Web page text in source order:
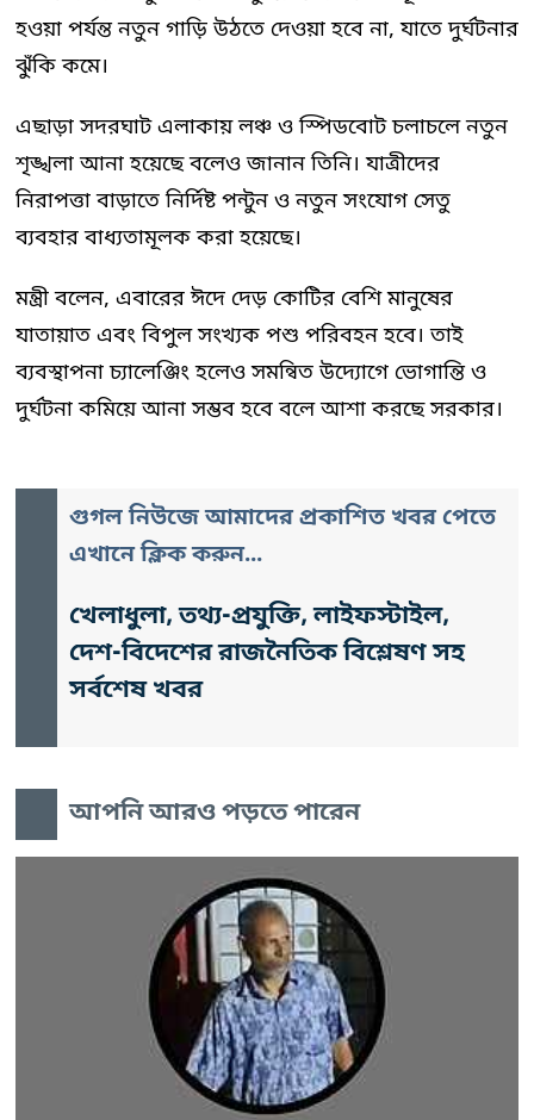
হওয়া পর্যন্ত নতুন গাড়ি উঠতে দেওয়া হবে না, যাতে দুর্ঘটনার
ঝুঁকি কমে।
এছাড়া সদরঘাট এলাকায় লঞ্চ ও স্পিডবোট চলাচলে নতুন
শৃঙ্খলা আনা হয়েছে বলেও জানান তিনি। যাত্রীদের
নিরাপত্তা বাড়াতে নির্দিষ্ট পন্টুন ও নতুন সংযোগ সেতু
ব্যবহার বাধ্যতামূলক করা হয়েছে।
মন্ত্রী বলেন, এবারের ঈদে দেড় কোটির বেশি মানুষের
যাতায়াত এবং বিপুল সংখ্যক পশু পরিবহন হবে। তাই
ব্যবস্থাপনা চ্যালেঞ্জিং হলেও সমন্বিত উদ্যোগে ভোগান্তি ও
দুর্ঘটনা কমিয়ে আনা সম্ভব হবে বলে আশা করছে সরকার।
গুগল নিউজে আমাদের প্রকাশিত খবর পেতে
এখানে ক্লিক করুন...
খেলাধুলা, তথ্য-প্রযুক্তি, লাইফস্টাইল,
দেশ-বিদেশের রাজনৈতিক বিশ্লেষণ সহ
সর্বশেষ খবর
আপনি আরও পড়তে পারেন